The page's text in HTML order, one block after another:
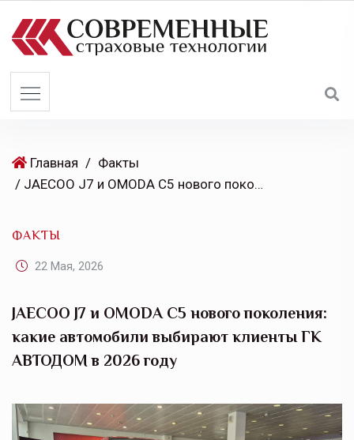
Главная / Факты
/ JAECOO J7 и OMODA C5 нового поколения: какие автомобили выбирают клиенты ГК АВТОДОМ в 2026 году
ФАКТЫ
22 Мая, 2026
JAECOO J7 и OMODA C5 нового поколения:
какие автомобили выбирают клиенты ГК
АВТОДОМ в 2026 году